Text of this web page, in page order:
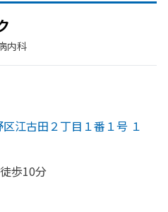
内科
江古田２丁目１番１号 １
歩10分